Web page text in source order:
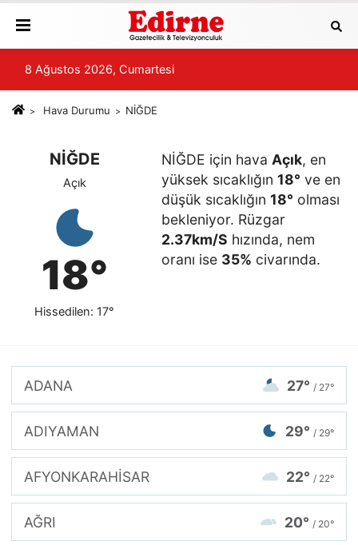
8 Ağustos 2026, Cumartesi
Hava Durumu NİĞDE
NİĞDE
Açık
18°
Hissedilen: 17°
NİĞDE için hava Açık, en
yüksek sıcaklığın 18° ve en
düşük sıcaklığın 18° olması
bekleniyor. Rüzgar
2.37km/S hızında, nem
oranı ise 35% civarında.
ADANA 27° / 27°
ADIYAMAN 29° / 29°
AFYONKARAHİSAR 22° / 22°
AĞRI 20° / 20°